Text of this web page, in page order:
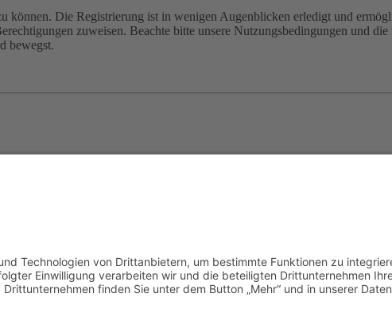
können. Die Registrierung ist in wenigen Augenblicken erledigt und
zuweisen. Beachte bitte unsere Nutzungsbedingungen und
bewegst.